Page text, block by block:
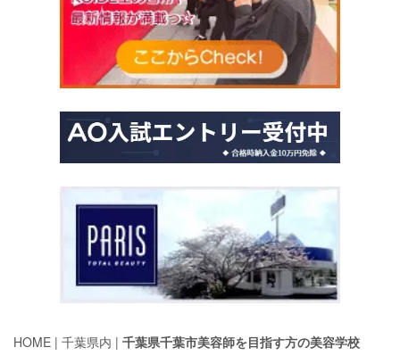
HOME | 千葉県内 | 千葉県千葉市美容師を目指す方の美容学校